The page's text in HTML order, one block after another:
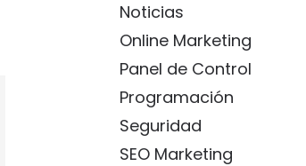
Noticias
Online Marketing
Panel de Control
Programación
Seguridad
SEO Marketing